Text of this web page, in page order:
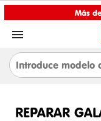
Más

REPARAR